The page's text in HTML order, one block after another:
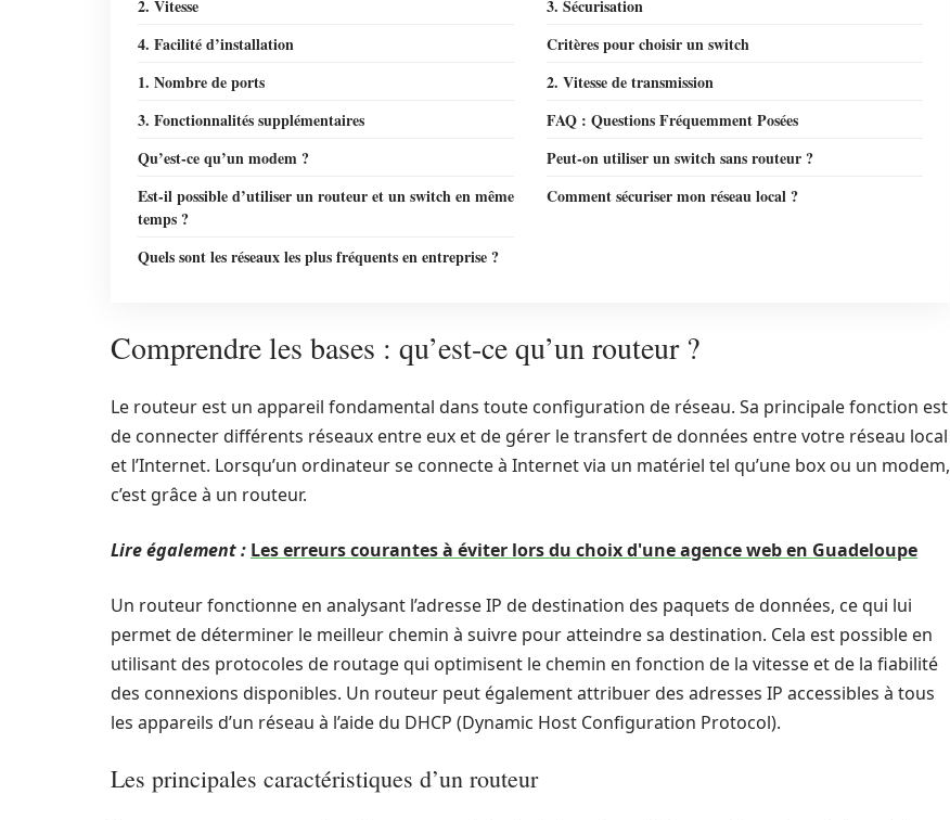
2. Vitesse
3. Sécurisation
4. Facilité d’installation
Critères pour choisir un switch
1. Nombre de ports
2. Vitesse de transmission
3. Fonctionnalités supplémentaires
FAQ : Questions Fréquemment Posées
Qu’est-ce qu’un modem ?
Peut-on utiliser un switch sans routeur ?
Est-il possible d’utiliser un routeur et un switch en même
temps ?
Comment sécuriser mon réseau local ?
Quels sont les réseaux les plus fréquents en entreprise ?
Comprendre les bases : qu’est-ce qu’un routeur ?
Le routeur est un appareil fondamental dans toute configuration de réseau. Sa principale fonction est
de connecter différents réseaux entre eux et de gérer le transfert de données entre votre réseau local
et l’Internet. Lorsqu’un ordinateur se connecte à Internet via un matériel tel qu’une box ou un modem,
c’est grâce à un routeur.
Lire également : Les erreurs courantes à éviter lors du choix d'une agence web en Guadeloupe
Un routeur fonctionne en analysant l’adresse IP de destination des paquets de données, ce qui lui
permet de déterminer le meilleur chemin à suivre pour atteindre sa destination. Cela est possible en
utilisant des protocoles de routage qui optimisent le chemin en fonction de la vitesse et de la fiabilité
des connexions disponibles. Un routeur peut également attribuer des adresses IP accessibles à tous
les appareils d’un réseau à l’aide du DHCP (Dynamic Host Configuration Protocol).
Les principales caractéristiques d’un routeur